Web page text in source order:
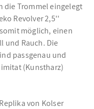
die Trommel eingelegt
Revolver 2,5''
möglich, einen
und Rauch. Die
passgenau und
(Kunstharz)
von Kolser